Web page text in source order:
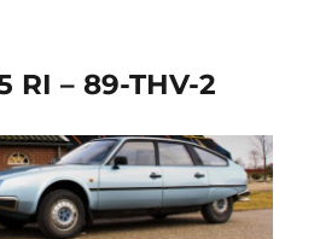
RI – 89-THV-2